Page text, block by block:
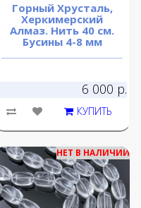
Горный Хрусталь,
Херкимерский
Алмаз. Нить 40 см.
Бусины 4-8 мм
6 000 р.
КУПИТЬ
НЕТ В НАЛИЧИИ